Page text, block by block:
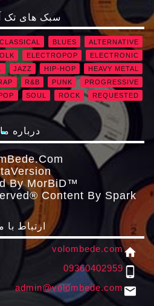
سبک های تک
ALTERNATIVE
BLUES
CLASSICAL
ELECTRONIC
ELECTROPOP
HEAVY METAL
HIP-HOP
JAZZ
PROGRESSIVE
PUNK
R&B
REQUESTED
ROCK
SOUL
درباره ما
By MorBiD™
Content By Spark
ارتباط با
home
volombede.com
phone_android
09360402959
email
admin@volombede.com